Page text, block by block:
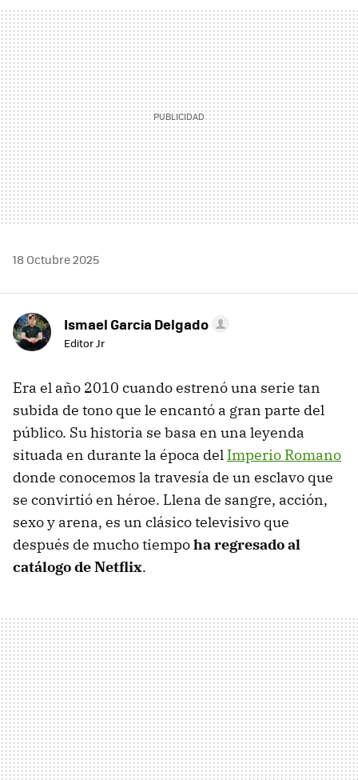
MAIL
18 Octubre 2025
Ismael Garcia Delgado
Editor Jr
Era el año 2010 cuando estrenó una serie tan
subida de tono que le encantó a gran parte del
público. Su historia se basa en una leyenda
situada en durante la época del Imperio Romano
donde conocemos la travesía de un esclavo que
se convirtió en héroe. Llena de sangre, acción,
sexo y arena, es un clásico televisivo que
después de mucho tiempoha regresado al
catálogo de Netflix.